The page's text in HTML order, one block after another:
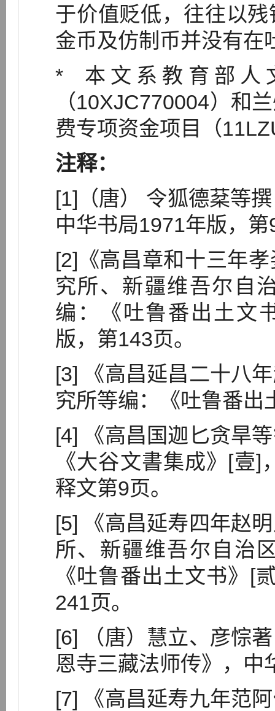
于价值贬低，往往以
金币及仿制币并没有在
* 本文系教育部人
（10XJC770004）和
费专项资金项目（
注释：
[1]（唐） 令狐德棻等
中华书局1971年版，
[2]《高昌章和十三年
究所、新疆维吾尔自
编：《吐鲁番出土文
版，第143页。
[3] 《高昌延昌二十八
究所等编：《吐鲁番出
[4] 《高昌国迦匕贪旱
《大谷文書集成》[壹
释文第9页。
[5] 《高昌延寿四年赵
所、新疆维吾尔自治
《吐鲁番出土文书》[
241页。
[6] （唐）慧立、彦悰
恩寺三藏法师传》，中
[7] 《高昌延寿九年范